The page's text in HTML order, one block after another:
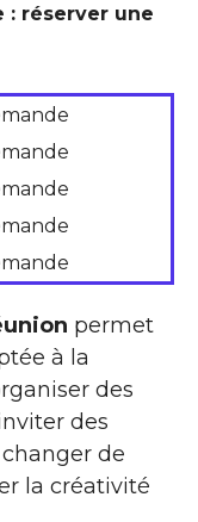
: réserver une
permet
à la
des
des
de
la créativité